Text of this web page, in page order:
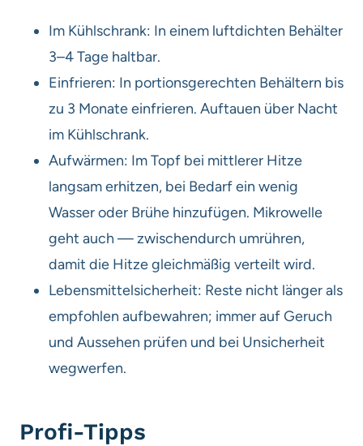
Im Kühlschrank: In einem luftdichten Behälter
3–4 Tage haltbar.
Einfrieren: In portionsgerechten Behältern bis
zu 3 Monate einfrieren. Auftauen über Nacht
im Kühlschrank.
Aufwärmen: Im Topf bei mittlerer Hitze
langsam erhitzen, bei Bedarf ein wenig
Wasser oder Brühe hinzufügen. Mikrowelle
geht auch — zwischendurch umrühren,
damit die Hitze gleichmäßig verteilt wird.
Lebensmittelsicherheit: Reste nicht länger als
empfohlen aufbewahren; immer auf Geruch
und Aussehen prüfen und bei Unsicherheit
wegwerfen.
Profi-Tipps